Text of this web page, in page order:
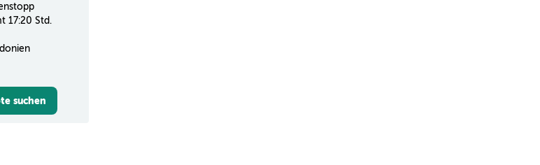
17:20 Std.
suchen